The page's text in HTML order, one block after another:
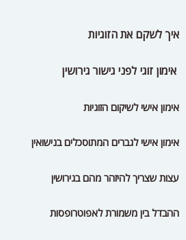
איך לשקם את הזוגיות
אימון זוגי לפני גישור גירושין
אימון אישי לשיקום הזוגיות
אימון אישי לגברים המתוסכלים בנישואין
עצות שצריך להיזהר מהם בגירושין
ההבדל בין משמורת לאפוטרופסות